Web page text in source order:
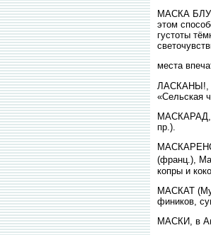
МАСКА
этом
густоты
места
ЛАСКАНЫ!,
«Сельская
МАСКАРАД,
пр.).
(франц.),
копры и
МАСКАТ
фиников,
МАСКИ, в